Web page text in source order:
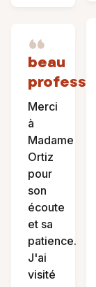
beau
Merci
à
Madame
Ortiz
pour
son
écoute
et sa
patience.
J'ai
visité